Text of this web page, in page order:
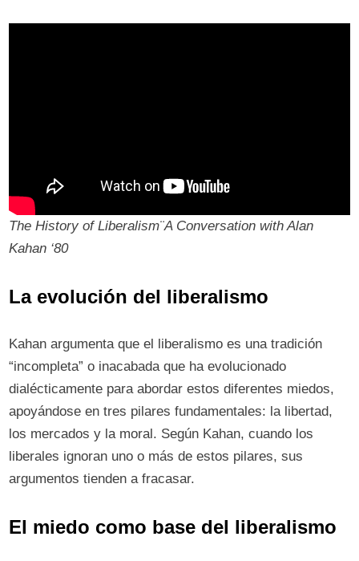
The History of Liberalism¨A Conversation with Alan
Kahan ‘80
La evolución del liberalismo
Kahan argumenta que el liberalismo es una tradición
“incompleta” o inacabada que ha evolucionado
dialécticamente para abordar estos diferentes miedos,
apoyándose en tres pilares fundamentales: la libertad,
los mercados y la moral. Según Kahan, cuando los
liberales ignoran uno o más de estos pilares, sus
argumentos tienden a fracasar.
El miedo como base del liberalismo